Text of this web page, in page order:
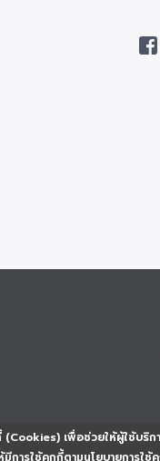
เพื่อช่วยให้ผู้ใช้บริ
มีการใช้คุกกี้ตามนโยบายการ